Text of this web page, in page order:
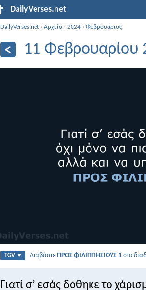
DailyVerses.net
DailyVerses.net ›Αρχείο ›2024 ›Φεβρουάριος
11 Φεβρουαρίου
TGV ΔιαβάστεΠΡΟΣ ΦΙΛΙΠΠΗΣΙΟΥΣ 1 στο
Γιατί σ’ εσάς δόθηκε το